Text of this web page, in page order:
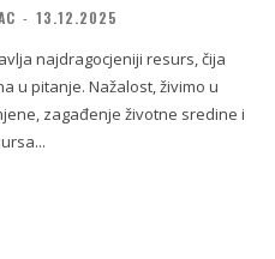
- 13.12.2025
najdragocjeniji resurs, čija
u pitanje. Nažalost, živimo u
zagađenje životne sredine i